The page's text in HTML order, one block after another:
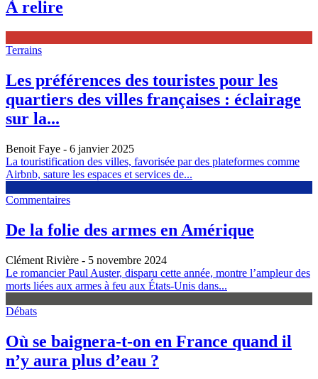
À relire
Terrains
Les préférences des touristes pour les
quartiers des villes françaises : éclairage
sur la...
Benoit Faye - 6 janvier 2025
La touristification des villes, favorisée par des plateformes comme
Airbnb, sature les espaces et services de...
Commentaires
De la folie des armes en Amérique
Clément Rivière - 5 novembre 2024
Le romancier Paul Auster, disparu cette année, montre l’ampleur des
morts liées aux armes à feu aux États-Unis dans...
Débats
Où se baignera-t-on en France quand il
n’y aura plus d’eau ?